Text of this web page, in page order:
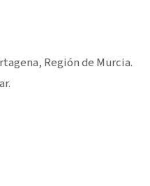
Región de Murcia.